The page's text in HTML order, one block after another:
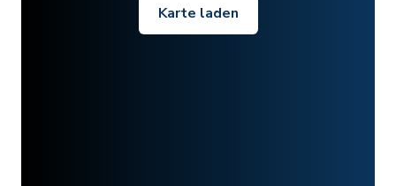
Karte laden